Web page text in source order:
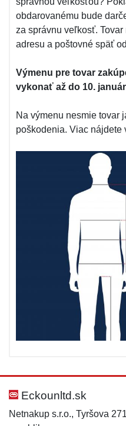
obdarovanému bude
za správnu veľkosť.
adresu a poštovné späť
Výmenu pre tovar
vykonať až do 10.
Na výmenu nesmie tovar
poškodenia. Viac nájdete
Eckounltd.sk
Netnakup s.r.o., Tyršova